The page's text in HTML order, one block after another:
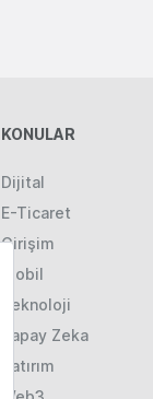
KONULAR
Dijital
E-Ticaret
Girişim
Mobil
Teknoloji
Yapay Zeka
Yatırım